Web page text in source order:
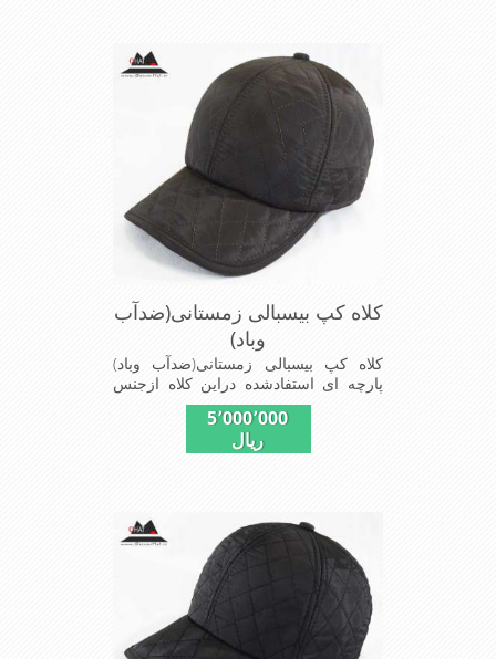
ومناسب افرادخوش پوش جنس
عالی,دوخت مناسب,سبکی, خوش فرمی
ازدیگرخصوصیات این کلاه می باشند
کلاه کپ بیسبالی زمستانی(ضدآب
وباد)
کلاه کپ بیسبالی زمستانی(ضدآب وباد)
پارچه ای استفادشده دراین کلاه ازجنس
ازجنس شمعی برای دوخت کاپشن بارانی
استفاده می شودبا آستر ضخیم که مناسب
عالی,دوخت مناسب,سبکی, خوش فرمی
ازدیگرخصوصیات این کلاه می باشند
5٬000٬000
ریال